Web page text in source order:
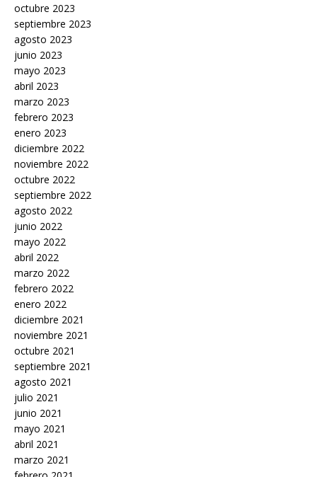
octubre 2023
septiembre 2023
agosto 2023
junio 2023
mayo 2023
abril 2023
marzo 2023
febrero 2023
enero 2023
diciembre 2022
noviembre 2022
octubre 2022
septiembre 2022
agosto 2022
junio 2022
mayo 2022
abril 2022
marzo 2022
febrero 2022
enero 2022
diciembre 2021
noviembre 2021
octubre 2021
septiembre 2021
agosto 2021
julio 2021
junio 2021
mayo 2021
abril 2021
marzo 2021